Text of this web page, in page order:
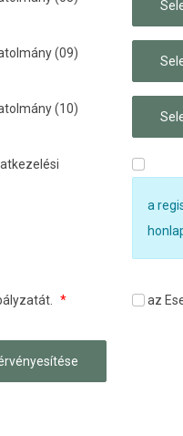
(09)
(10)
a
* az